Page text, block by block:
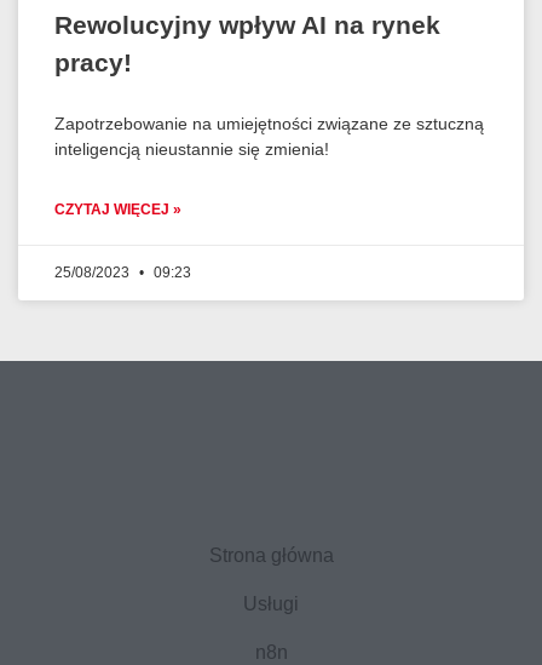
Rewolucyjny wpływ AI na rynek
pracy!
Zapotrzebowanie na umiejętności związane ze sztuczną
inteligencją nieustannie się zmienia!
CZYTAJ WIĘCEJ »
25/08/2023 09:23
Strona główna
Usługi
n8n